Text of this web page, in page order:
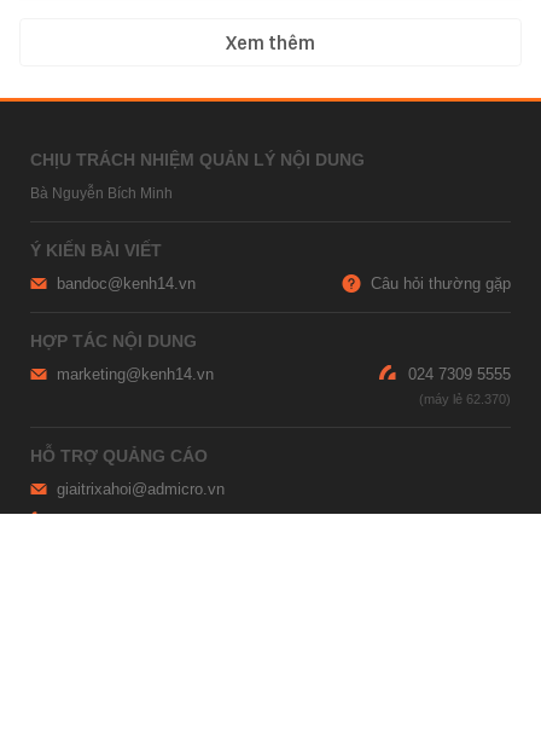
Xem thêm
CHỊU TRÁCH NHIỆM QUẢN LÝ NỘI DUNG
Bà Nguyễn Bích Minh
Ý KIẾN BÀI VIẾT
bandoc@kenh14.vn Câu hỏi thường gặp
HỢP TÁC NỘI DUNG
marketing@kenh14.vn 024 7309 5555
HỖ TRỢ QUẢNG CÁO
giaitrixahoi@admicro.vn